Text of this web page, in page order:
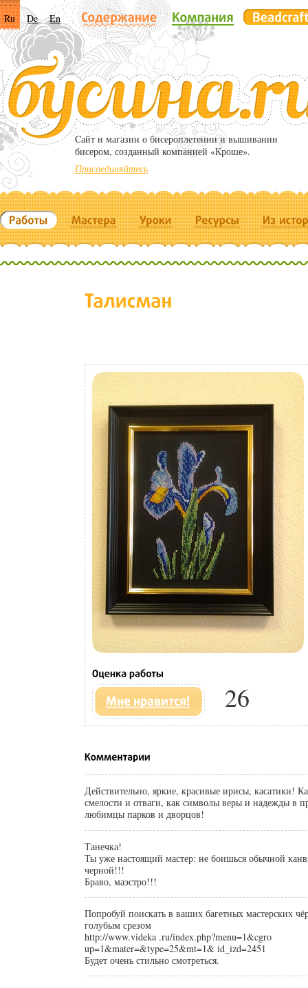
Ru De En
Cайт и магазин о бисероплетении и вышивании
бисером, созданный компанией «Кроше».
Присоединяйтесь
26
Действительно, яркие, красивые ирисы, касатики!
смелости и отваги, как символы веры и надежды в
любимцы парков и дворцов!
Танечка!
Ты уже настоящий мастер: не боишься обычной
черной!!!
Браво, маэстро!!!
Попробуй поискать в ваших багетных мастерских
голубым срезом
http://www.videka .ru/index.php?menu=1&cgro
up=1&mater=&type=25&mt=1& id_izd=2451
Будет очень стильно смотреться.